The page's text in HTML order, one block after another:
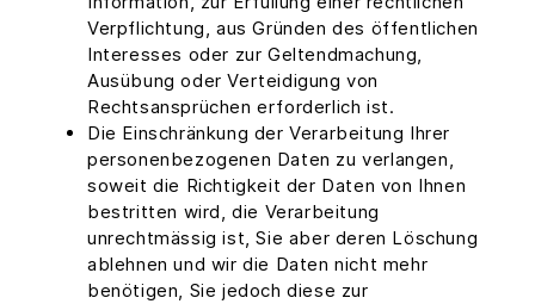
Verpflichtung, aus Gründen des öffentlichen
Interesses oder zur Geltendmachung,
Ausübung oder Verteidigung von
Rechtsansprüchen erforderlich ist.
Die Einschränkung der Verarbeitung Ihrer
personenbezogenen Daten zu verlangen,
soweit die Richtigkeit der Daten von Ihnen
bestritten wird, die Verarbeitung
unrechtmässig ist, Sie aber deren Löschung
ablehnen und wir die Daten nicht mehr
benötigen, Sie jedoch diese zur